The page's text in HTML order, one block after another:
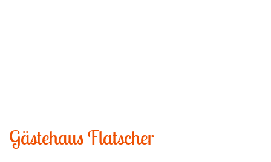
Gästehaus Flatscher